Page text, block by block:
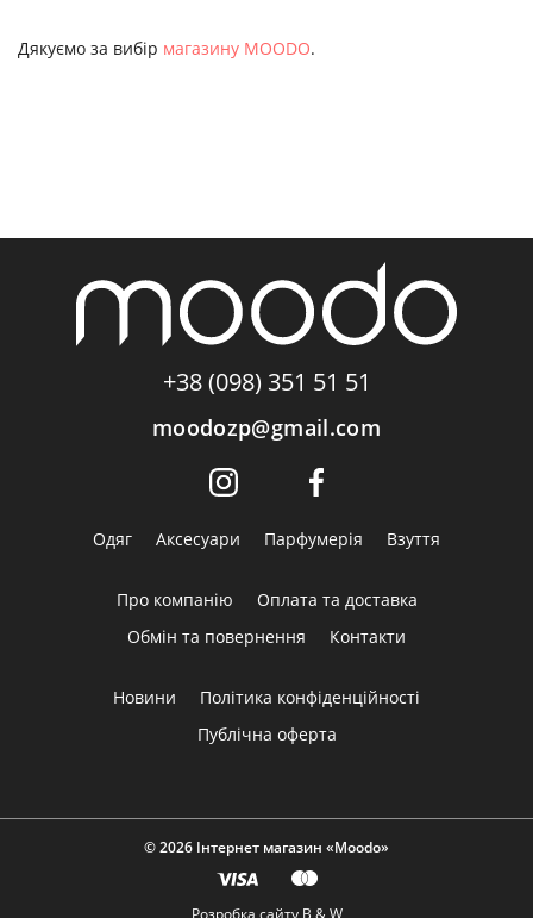
Дякуємо за вибір магазину MOODO.
+38 (098) 351 51 51
moodozp@gmail.com
Одяг Аксесуари Парфумерія Взуття
Про компанію
Оплата та доставка
Обмін та повернення
Контакти
Новини
Політика конфіденційності
Публічна оферта
© 2026 Інтернет магазин «Moodo»